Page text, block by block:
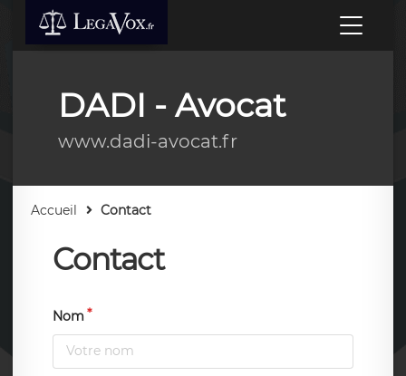
DADI - Avocat
www.dadi-avocat.fr
Accueil Contact
Contact
Nom